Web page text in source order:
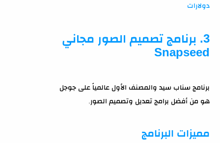
دولارات
3. برنامج تصميم الصور مجاني
Snapseed
برنامج سناب سيد والمصنف الأول عالمياً على جوجل
هو من أفضل برامج تعديل وتصميم الصور.
مميزات البرنامج